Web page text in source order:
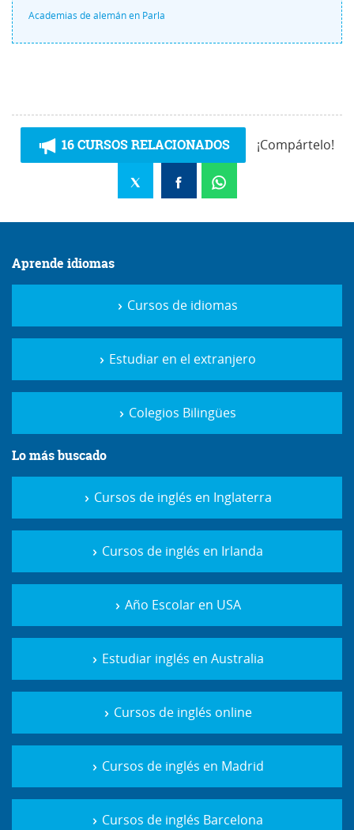
Academias de alemán en Parla
16 CURSOS RELACIONADOS ¡Compártelo!
Aprende idiomas
Cursos de idiomas
Estudiar en el extranjero
Colegios Bilingües
Lo más buscado
Cursos de inglés en Inglaterra
Cursos de inglés en Irlanda
Año Escolar en USA
Estudiar inglés en Australia
Cursos de inglés online
Cursos de inglés en Madrid
Cursos de inglés Barcelona